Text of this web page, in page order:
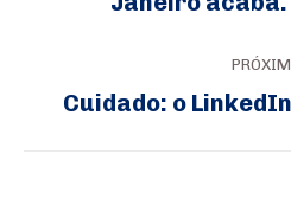
Cuidado: o